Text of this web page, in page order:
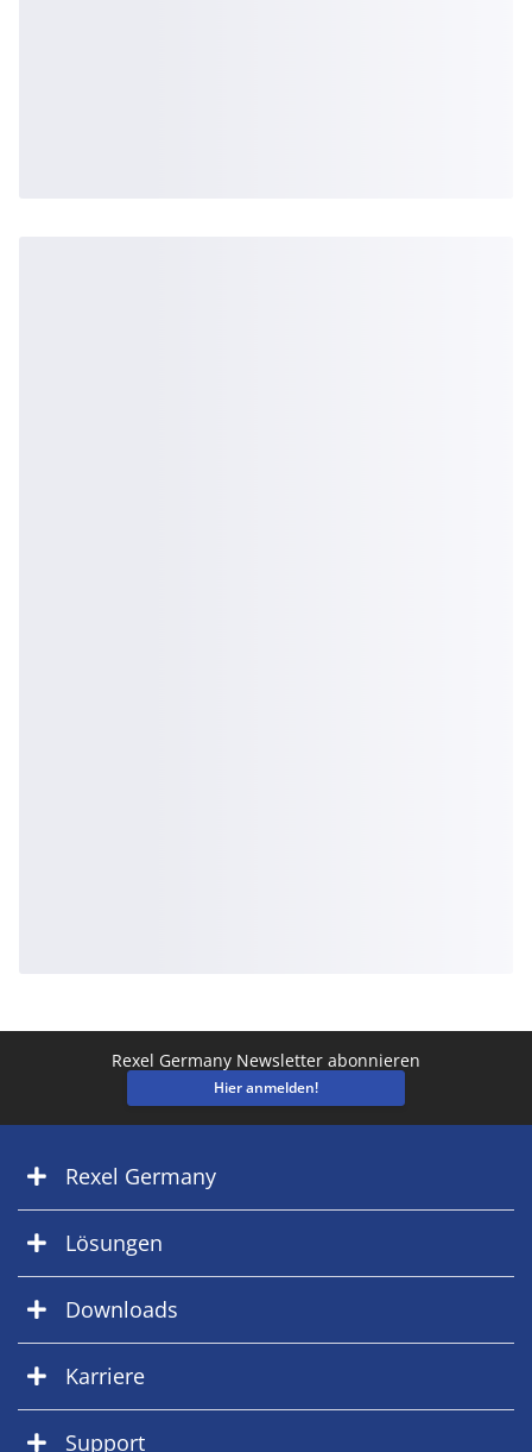
Rexel Germany Newsletter abonnieren
Hier anmelden!
Rexel Germany
Lösungen
Downloads
Karriere
Support